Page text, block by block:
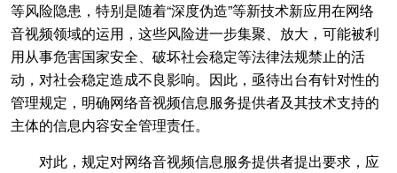
等风险隐患，特别是随着“深度伪造”等新技术新应用在网络
音视频领域的运用，这些风险进一步集聚、放大，可能被利
用从事危害国家安全、破坏社会稳定等法律法规禁止的活
动，对社会稳定造成不良影响。因此，亟待出台有针对性的
管理规定，明确网络音视频信息服务提供者及其技术支持的
主体的信息内容安全管理责任。
对此，规定对网络音视频信息服务提供者提出要求，应